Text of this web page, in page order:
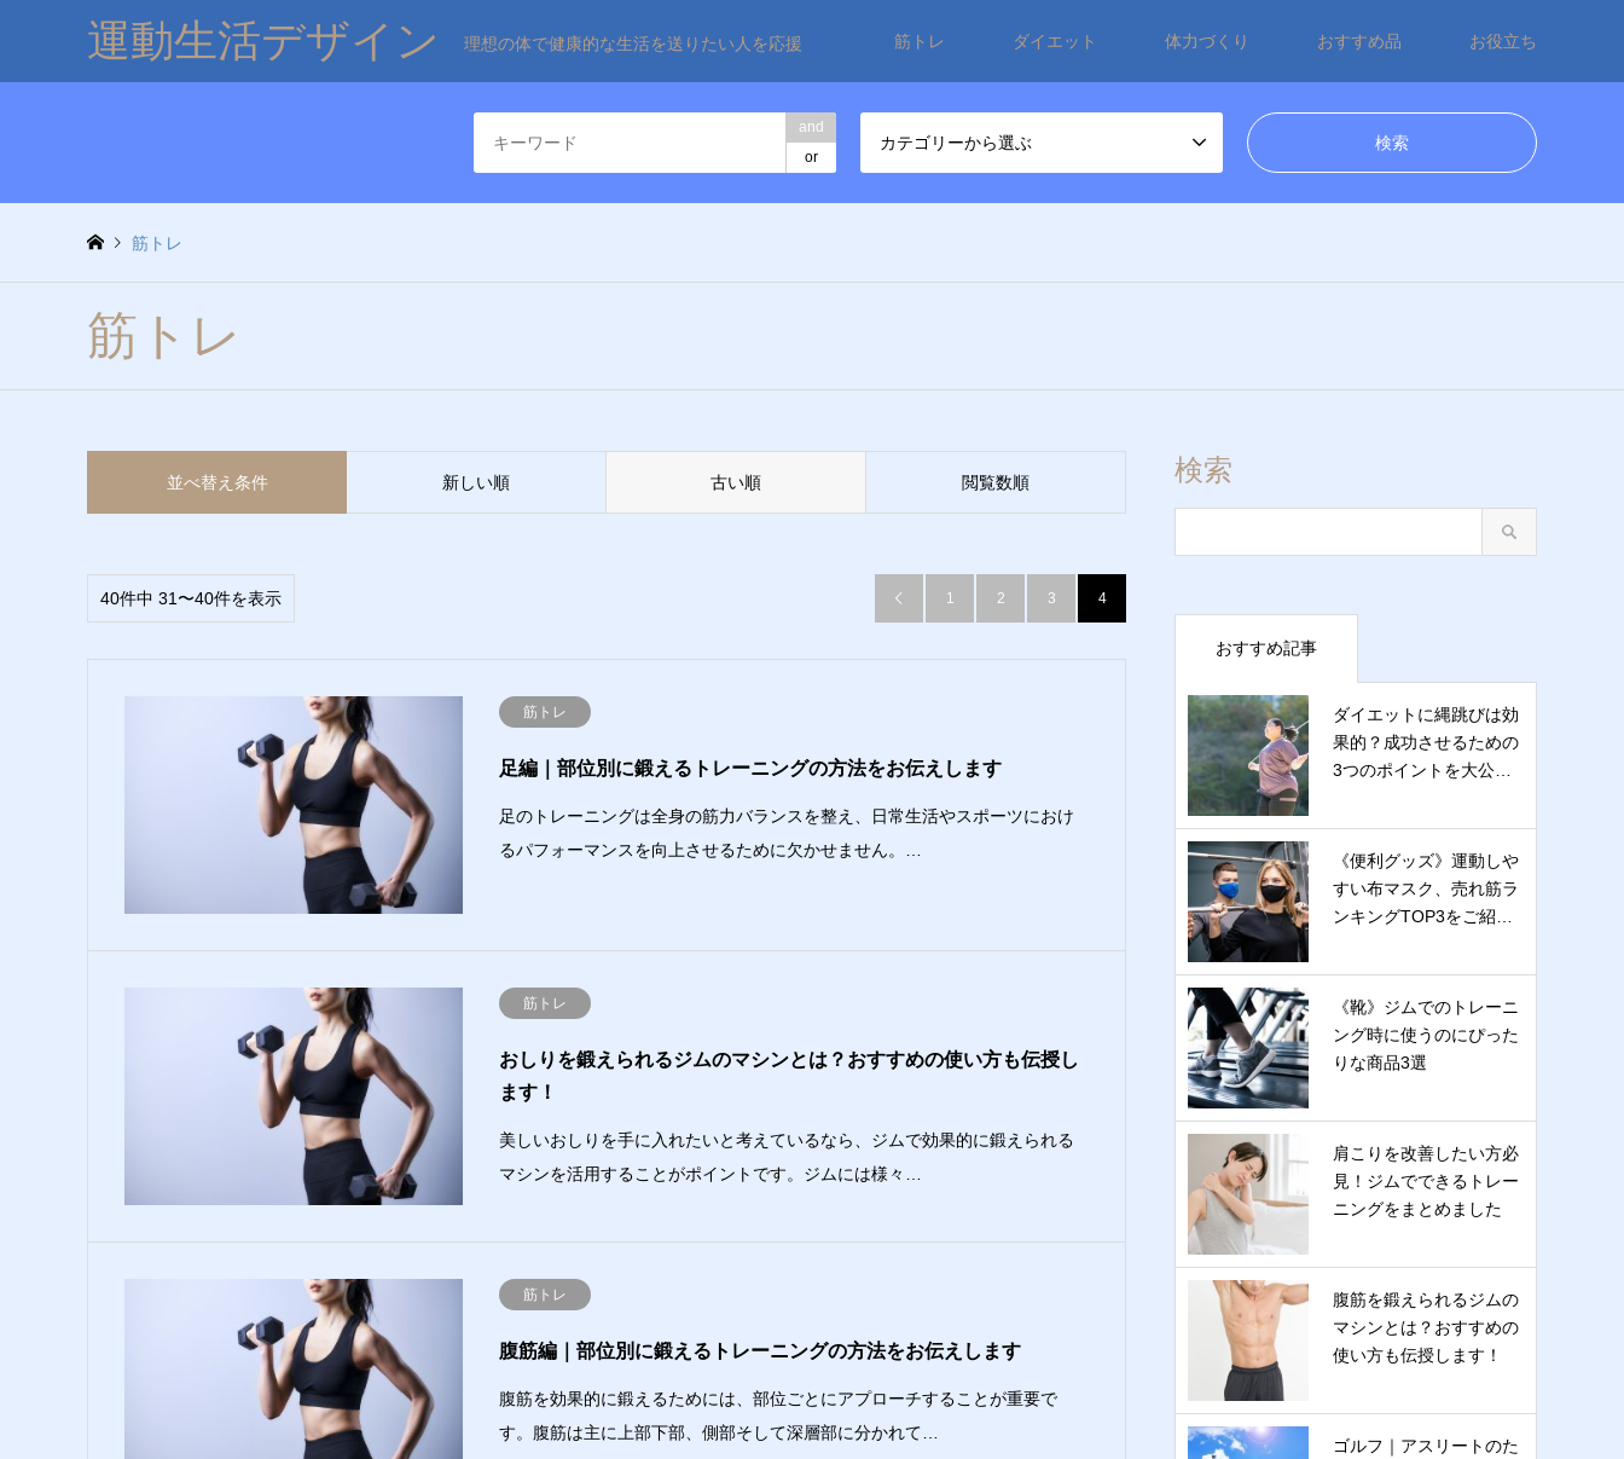
運動生活デザイン 理想の体で健康的な生活を送りたい人を応援 筋トレ ダイエット 体力づくり おすすめ品 お役立ち
and
or
カテゴリーから選ぶ
筋トレ
筋トレ
並べ替え条件 新しい順 古い順 閲覧数順
40件中 31〜40件を表示  1 2 3 4
筋トレ
足編｜部位別に鍛えるトレーニングの方法をお伝えします
足のトレーニングは全身の筋力バランスを整え、日常生活やスポーツにおけ
るパフォーマンスを向上させるために欠かせません。…
筋トレ
おしりを鍛えられるジムのマシンとは？おすすめの使い方も伝授し
ます！
美しいおしりを手に入れたいと考えているなら、ジムで効果的に鍛えられる
マシンを活用することがポイントです。ジムには様々…
筋トレ
腹筋編｜部位別に鍛えるトレーニングの方法をお伝えします
腹筋を効果的に鍛えるためには、部位ごとにアプローチすることが重要で
す。腹筋は主に上部下部、側部そして深層部に分かれて…
検索
おすすめ記事
ダイエットに縄跳びは効
果的？成功させるための
3つのポイントを大公…
《便利グッズ》運動しや
すい布マスク、売れ筋ラ
ンキングTOP3をご紹…
《靴》ジムでのトレーニ
ング時に使うのにぴった
りな商品3選
肩こりを改善したい方必
見！ジムでできるトレー
ニングをまとめました
腹筋を鍛えられるジムの
マシンとは？おすすめの
使い方も伝授します！
ゴルフ｜アスリートのた